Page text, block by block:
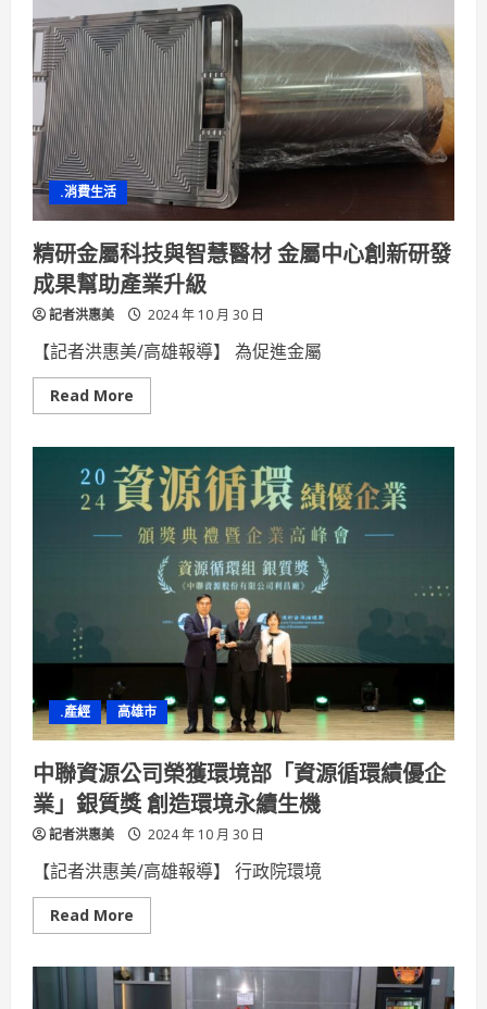
女
性
同
胞
雙
11
祭
出
各
項
超
殺
優
惠
.消費生活
精研金屬科技與智慧醫材 金屬中心創新研發
成果幫助產業升級
記者洪惠美 2024 年 10 月 30 日
【記者洪惠美/高雄報導】 為促進金屬
Read More
more
金
屬
科
技
與
智
創
研
發
成
果
幫
助
產
業
升
級
.產經 高雄市
中聯資源公司榮獲環境部「資源循環績優企
業」銀質獎 創造環境永續生機
記者洪惠美 2024 年 10 月 30 日
【記者洪惠美/高雄報導】 行政院環境
Read More
more
聯
資